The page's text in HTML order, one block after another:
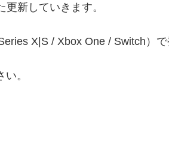
新していきます。
X|S / Xbox One / Switch）で
。